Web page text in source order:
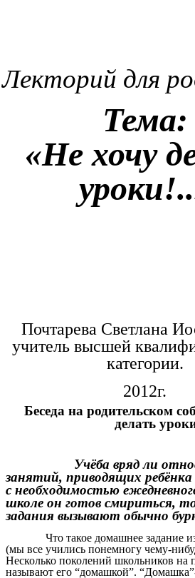
Лекторий для
Тема:
«Не хочу
Почтарева Светлана
учитель высшей
категории.
2012г.
Беседа на родительском
делать
Учёба вряд ли
занятий, приводящих ребёнка
с необходимостью
школе он готов смириться,
задания вызывают обычно
Что такое домашнее задание
(мы все учились понемногу чему-
Несколько поколений школьников на
называют его “домашкой”.